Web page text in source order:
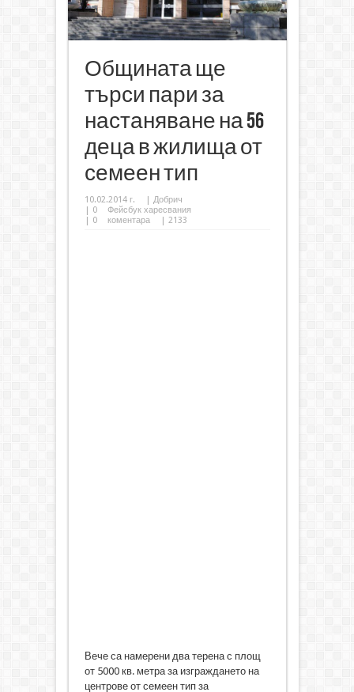
Общината ще
търси пари за
настаняване на 56
деца в жилища от
семеен тип
10.02.2014 г. | Добрич
| 0
Фейсбук харесвания
| 0 коментара | 2133
Вече са намерени два терена с площ
от 5000 кв. метра за изграждането на
центрове от семеен тип за